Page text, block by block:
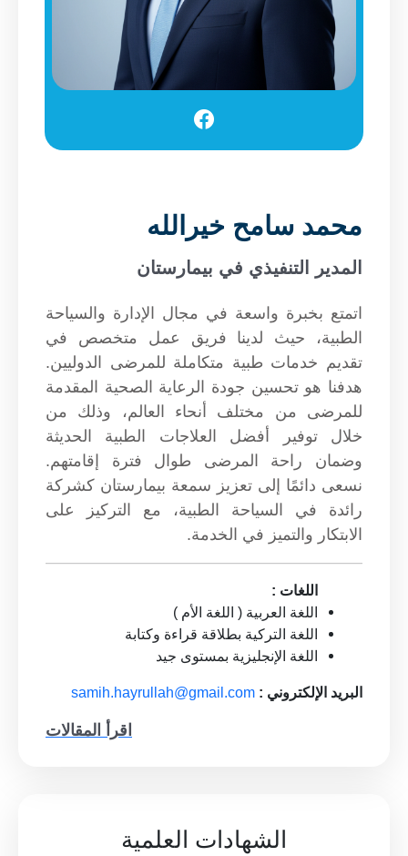
محمد سامح خيرالله
المدير التنفيذي في بيمارستان
اتمتع بخبرة واسعة في مجال الإدارة والسياحة
الطبية، حيث لدينا فريق عمل متخصص في
تقديم خدمات طبية متكاملة للمرضى الدوليين.
هدفنا هو تحسين جودة الرعاية الصحية المقدمة
للمرضى من مختلف أنحاء العالم، وذلك من
خلال توفير أفضل العلاجات الطبية الحديثة
وضمان راحة المرضى طوال فترة إقامتهم.
نسعى دائمًا إلى تعزيز سمعة بيمارستان كشركة
رائدة في السياحة الطبية، مع التركيز على
الابتكار والتميز في الخدمة.
اللغات :
اللغة العربية ( اللغة الأم )
اللغة التركية بطلاقة قراءة وكتابة
اللغة الإنجليزية بمستوى جيد
البريد الإلكتروني : samih.hayrullah@gmail.com
اقرأ المقالات
الشهادات العلمية